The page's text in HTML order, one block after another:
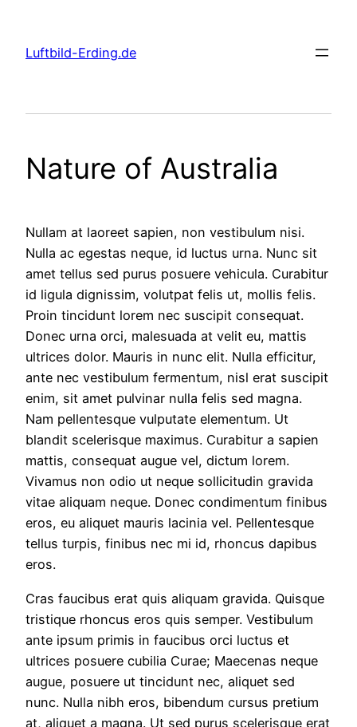
springen
Luftbild-Erding.de
Nature of Australia
Nullam at laoreet sapien, non vestibulum nisi.
Nulla ac egestas neque, id luctus urna. Nunc sit
amet tellus sed purus posuere vehicula. Curabitur
id ligula dignissim, volutpat felis ut, mollis felis.
Proin tincidunt lorem nec suscipit consequat.
Donec urna orci, malesuada at velit eu, mattis
ultrices dolor. Mauris in nunc elit. Nulla efficitur,
ante nec vestibulum fermentum, nisl erat suscipit
enim, sit amet pulvinar nulla felis sed magna.
Nam pellentesque vulputate elementum. Ut
blandit scelerisque maximus. Curabitur a sapien
mattis, consequat augue vel, dictum lorem.
Vivamus non odio ut neque sollicitudin gravida
vitae aliquam neque. Donec condimentum finibus
eros, eu aliquet mauris lacinia vel. Pellentesque
tellus turpis, finibus nec mi id, rhoncus dapibus
eros.
Cras faucibus erat quis aliquam gravida. Quisque
tristique rhoncus eros quis semper. Vestibulum
ante ipsum primis in faucibus orci luctus et
ultrices posuere cubilia Curae; Maecenas neque
augue, posuere ut tincidunt nec, aliquet sed
nunc. Nulla nibh eros, bibendum cursus pretium
at, aliquet a magna. Ut sed purus scelerisque erat